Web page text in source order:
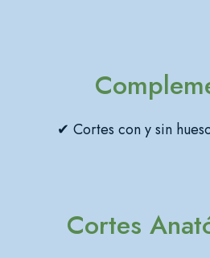
✔ Cortes con y sin
Cortes